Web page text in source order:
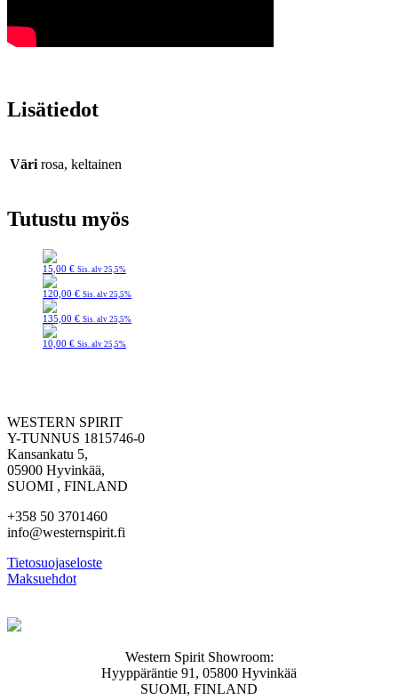
Lisätiedot
Väri rosa, keltainen
Tutustu myös
15,00 € Sis. alv 25,5%
120,00 € Sis. alv 25,5%
135,00 € Sis. alv 25,5%
10,00 € Sis. alv 25,5%
WESTERN SPIRIT
Y-TUNNUS 1815746-0
Kansankatu 5,
05900 Hyvinkää,
SUOMI , FINLAND
+358 50 3701460
info@westernspirit.fi
Tietosuojaseloste
Maksuehdot
Western Spirit Showroom:
Hyyppäräntie 91, 05800 Hyvinkää
SUOMI, FINLAND